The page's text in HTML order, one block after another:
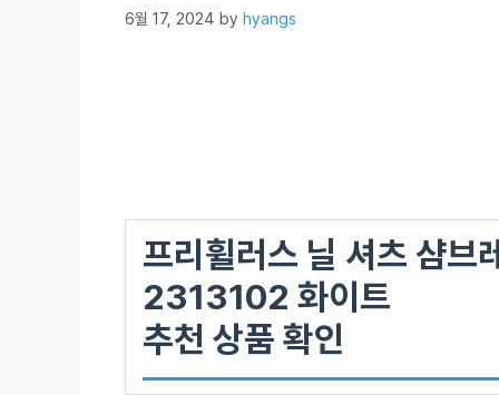
6월 17, 2024 by hyangs
프리휠러스 닐 셔츠 샴
2313102 화이트
추천 상품 확인